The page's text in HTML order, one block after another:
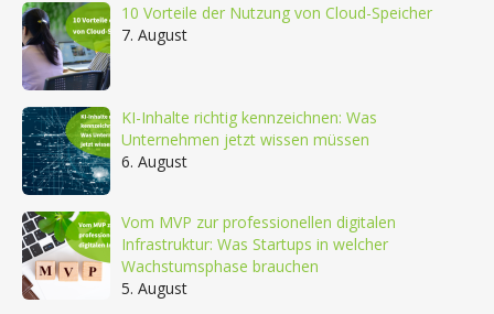
10 Vorteile der Nutzung von Cloud-Speicher
7. August
KI-Inhalte richtig kennzeichnen: Was
Unternehmen jetzt wissen müssen
6. August
Vom MVP zur professionellen digitalen
Infrastruktur: Was Startups in welcher
Wachstumsphase brauchen
5. August